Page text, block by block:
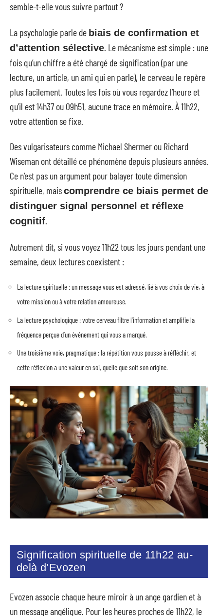
semble-t-elle vous suivre partout ?
La psychologie parle de biais de confirmation et
d’attention sélective . Le mécanisme est simple : une
fois qu’un chiffre a été chargé de signification (par une
lecture, un article, un ami qui en parle), le cerveau le repère
plus facilement. Toutes les fois où vous regardez l’heure et
qu’il est 14h37 ou 09h51, aucune trace en mémoire. À 11h22,
votre attention se fixe.
Des vulgarisateurs comme Michael Shermer ou Richard
Wiseman ont détaillé ce phénomène depuis plusieurs années.
Ce n’est pas un argument pour balayer toute dimension
spirituelle, maiscomprendre ce biais permet de
distinguer signal personnel et réflexe
cognitif.
Autrement dit, si vous voyez 11h22 tous les jours pendant une
semaine, deux lectures coexistent :
La lecture spirituelle : un message vous est adressé, lié à vos choix de vie, à
votre mission ou à votre relation amoureuse.
La lecture psychologique : votre cerveau filtre l’information et amplifie la
fréquence perçue d’un événement qui vous a marqué.
Une troisième voie, pragmatique : la répétition vous pousse à réfléchir, et
cette réflexion a une valeur en soi, quelle que soit son origine.
Signification spirituelle de 11h22 au-
delà d’Evozen
Evozen associe chaque heure miroir à un ange gardien et à
un message angélique. Pour les heures proches de 11h22, le